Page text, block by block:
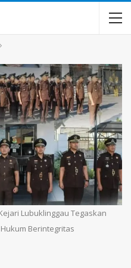
Lubuklinggau Tegaskan
Berintegritas